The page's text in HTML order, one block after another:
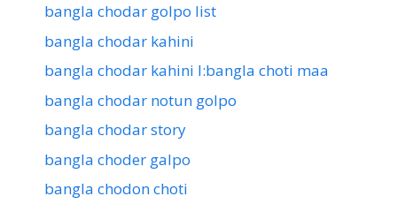
bangla chodar golpo list
bangla chodar kahini
bangla chodar kahini l:bangla choti maa
bangla chodar notun golpo
bangla chodar story
bangla choder galpo
bangla chodon choti